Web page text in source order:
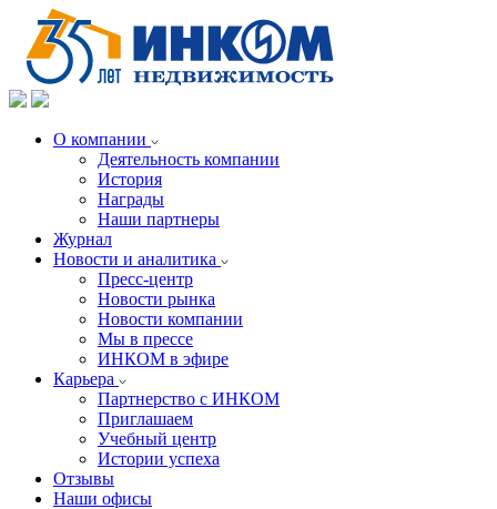
О компании
Деятельность компании
История
Награды
Наши партнеры
Журнал
Новости и аналитика
Пресс-центр
Новости рынка
Новости компании
Мы в прессе
ИНКОМ в эфире
Карьера
Партнерство с ИНКОМ
Приглашаем
Учебный центр
Истории успеха
Отзывы
Наши офисы